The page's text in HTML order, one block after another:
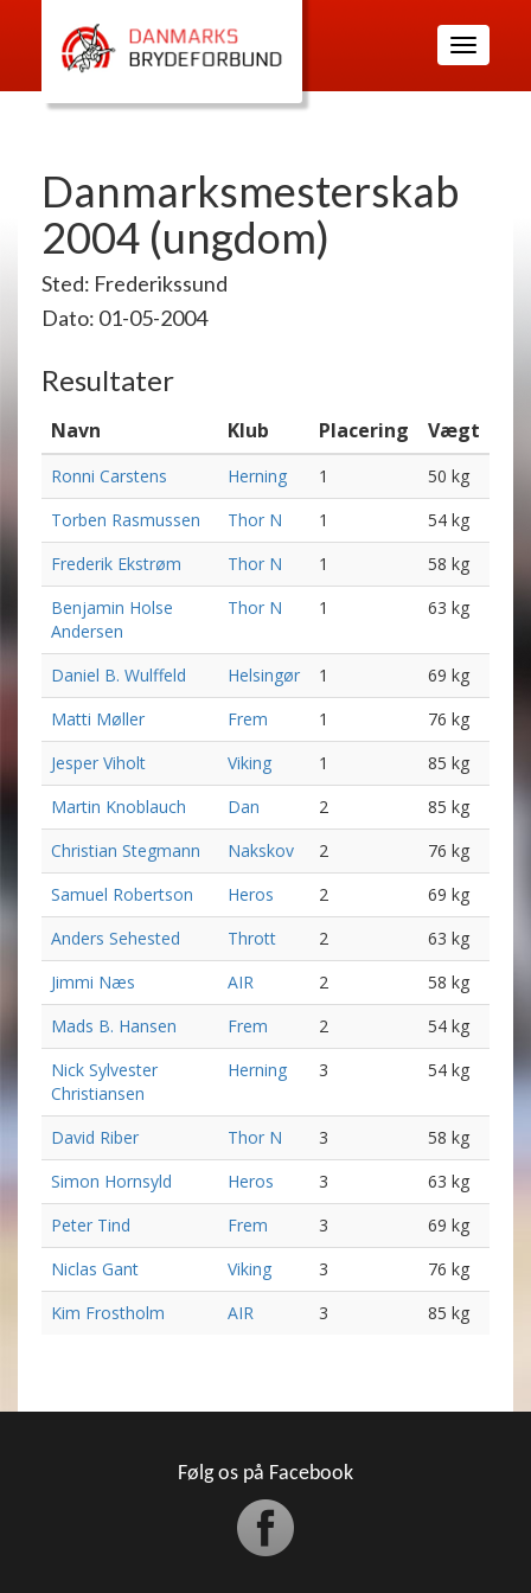
Toggle
navigation
Danmarksmesterskab
2004 (ungdom)
Sted: Frederikssund
Dato: 01-05-2004
Resultater
Navn Klub Placering Vægt
Ronni Carstens Herning 1
50 kg
Torben Rasmussen
Thor N 1
54 kg
Frederik Ekstrøm
Thor N 1
58 kg
Benjamin Holse
Andersen
Thor N 1 63 kg
Daniel B. Wulffeld Helsingør 1
69 kg
Matti Møller
Frem 1
76 kg
Jesper Viholt
Viking 1
85 kg
Martin Knoblauch
Dan 2
85 kg
Christian Stegmann
Nakskov 2
76 kg
Samuel Robertson
Heros 2
69 kg
Anders Sehested
Thrott 2
63 kg
Jimmi Næs
AIR 2
58 kg
Mads B. Hansen
Frem 2
54 kg
Nick Sylvester
Christiansen
Herning 3 54 kg
David Riber Thor N 3
58 kg
Simon Hornsyld
Heros 3
63 kg
Peter Tind
Frem 3
69 kg
Niclas Gant
Viking 3
76 kg
Kim Frostholm
AIR 3 85 kg
Følg os på Facebook